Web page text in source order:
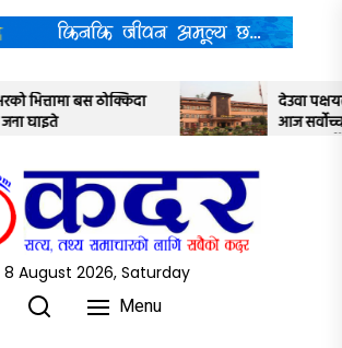
देउवा पक्षयले दिएकोे पुनरावलोकन निवेदनमाथि
आज सर्वोच्च अदालतका तीन न्यायाधीशले
8 August 2026, Saturday
Menu